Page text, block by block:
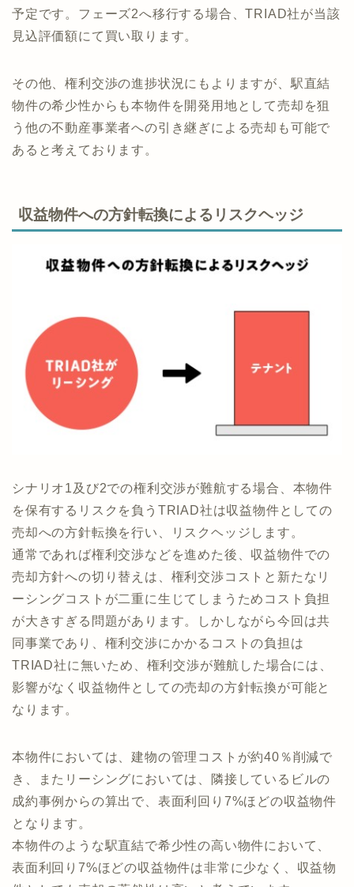
予定です。フェーズ2へ移行する場合、TRIAD社が当該
見込評価額にて買い取ります。
その他、権利交渉の進捗状況にもよりますが、駅直結
物件の希少性からも本物件を開発用地として売却を狙
う他の不動産事業者への引き継ぎによる売却も可能で
あると考えております。
収益物件への方針転換によるリスクヘッジ
シナリオ1及び2での権利交渉が難航する場合、本物件
を保有するリスクを負うTRIAD社は収益物件としての
売却への方針転換を行い、リスクヘッジします。
通常であれば権利交渉などを進めた後、収益物件での
売却方針への切り替えは、権利交渉コストと新たなリ
ーシングコストが二重に生じてしまうためコスト負担
が大きすぎる問題があります。しかしながら今回は共
同事業であり、権利交渉にかかるコストの負担は
TRIAD社に無いため、権利交渉が難航した場合には、
影響がなく収益物件としての売却の方針転換が可能と
なります。
本物件においては、建物の管理コストが約40％削減で
き、またリーシングにおいては、隣接しているビルの
成約事例からの算出で、表面利回り7%ほどの収益物件
となります。
本物件のような駅直結で希少性の高い物件において、
表面利回り7%ほどの収益物件は非常に少なく、収益物